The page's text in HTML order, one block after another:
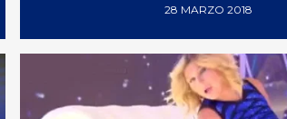
28 MARZO 2018